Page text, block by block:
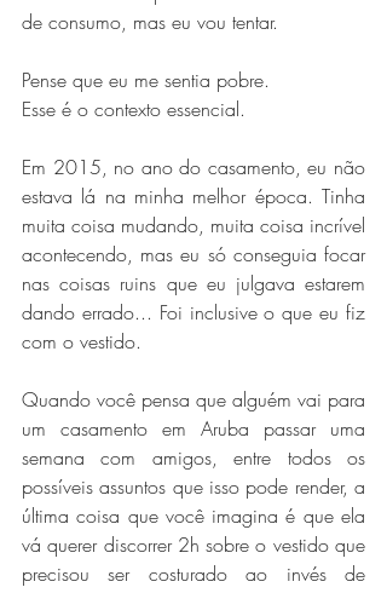
de consumo, mas eu vou tentar.
Pense que eu me sentia pobre.
Esse é o contexto essencial.
Em 2015, no ano do casamento, eu não
estava lá na minha melhor época. Tinha
muita coisa mudando, muita coisa incrível
acontecendo, mas eu só conseguia focar
nas coisas ruins que eu julgava estarem
dando errado... Foi inclusive o que eu fiz
com o vestido.
Quando você pensa que alguém vai para
um casamento em Aruba passar uma
semana com amigos, entre todos os
possíveis assuntos que isso pode render, a
última coisa que você imagina é que ela
vá querer discorrer 2h sobre o vestido que
precisou ser costurado ao invés de